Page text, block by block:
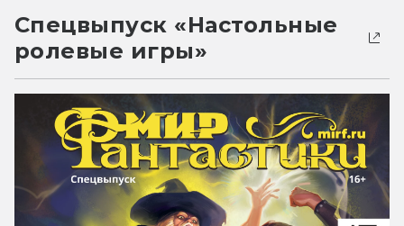
Спецвыпуск «Настольные
ролевые игры»